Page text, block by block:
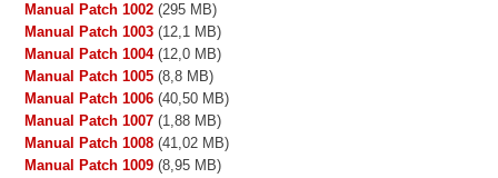
Manual Patch 1002 (295 MB)
Manual Patch 1003 (12,1 MB)
Manual Patch 1004(12,0 MB)
Manual Patch 1005 (8,8 MB)
Manual Patch 1006 (40,50 MB)
Manual Patch 1007 (1,88 MB)
Manual Patch 1008 (41,02 MB)
Manual Patch 1009 (8,95 MB)